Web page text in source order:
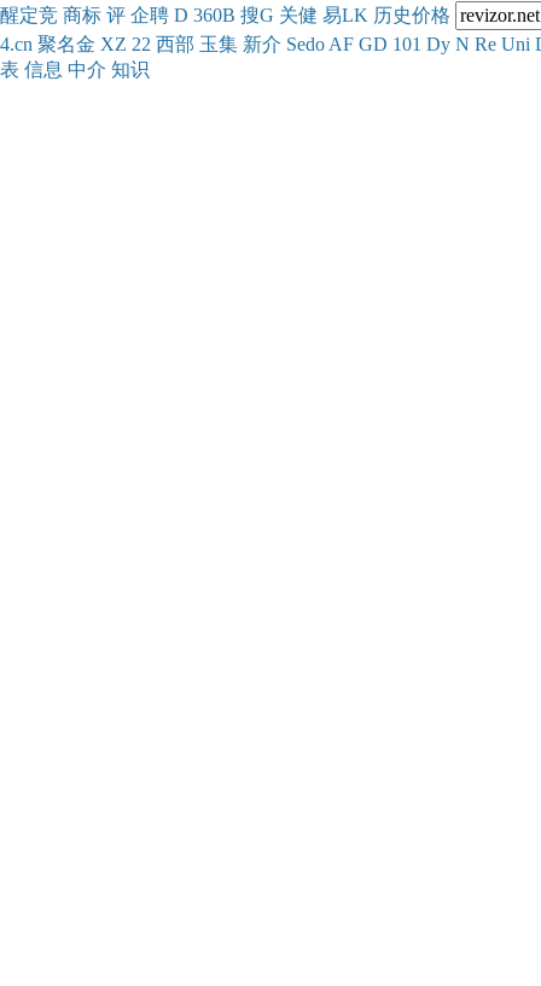
醒定竞 商标 评 企聘 D 360B 搜G 关健 易LK 历史价格
4.cn 聚名金 XZ 22 西部 玉集 新介 Sedo AF GD 101 Dy N Re Uni
表 信息 中介 知识